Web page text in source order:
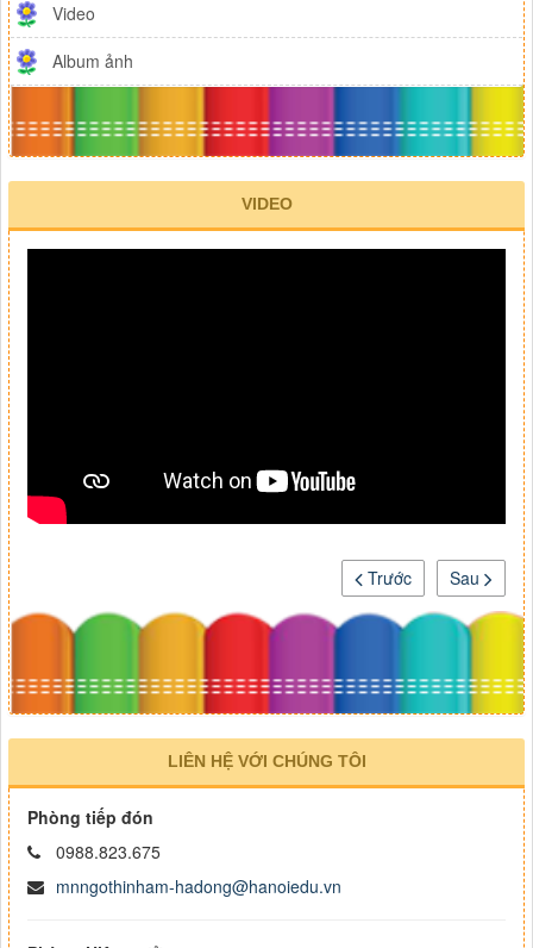
Video
Album ảnh
VIDEO
Sau
Trước
LIÊN HỆ VỚI CHÚNG TÔI
Phòng tiếp đón
0988.823.675
mnngothinham-hadong@hanoiedu.vn